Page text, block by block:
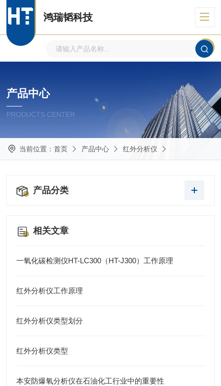
鸿瑞韬科技
产品中心
PRODUCTS CENTER
当前位置： 首页 产品中心 红外分析仪
产品分类
相关文章
一氧化碳检测仪HT-LC300（HT-J300）工作原理
红外分析仪工作原理
红外分析仪类型划分
红外分析仪类型
本安防爆氧分析仪在石油化工行业中的重要性